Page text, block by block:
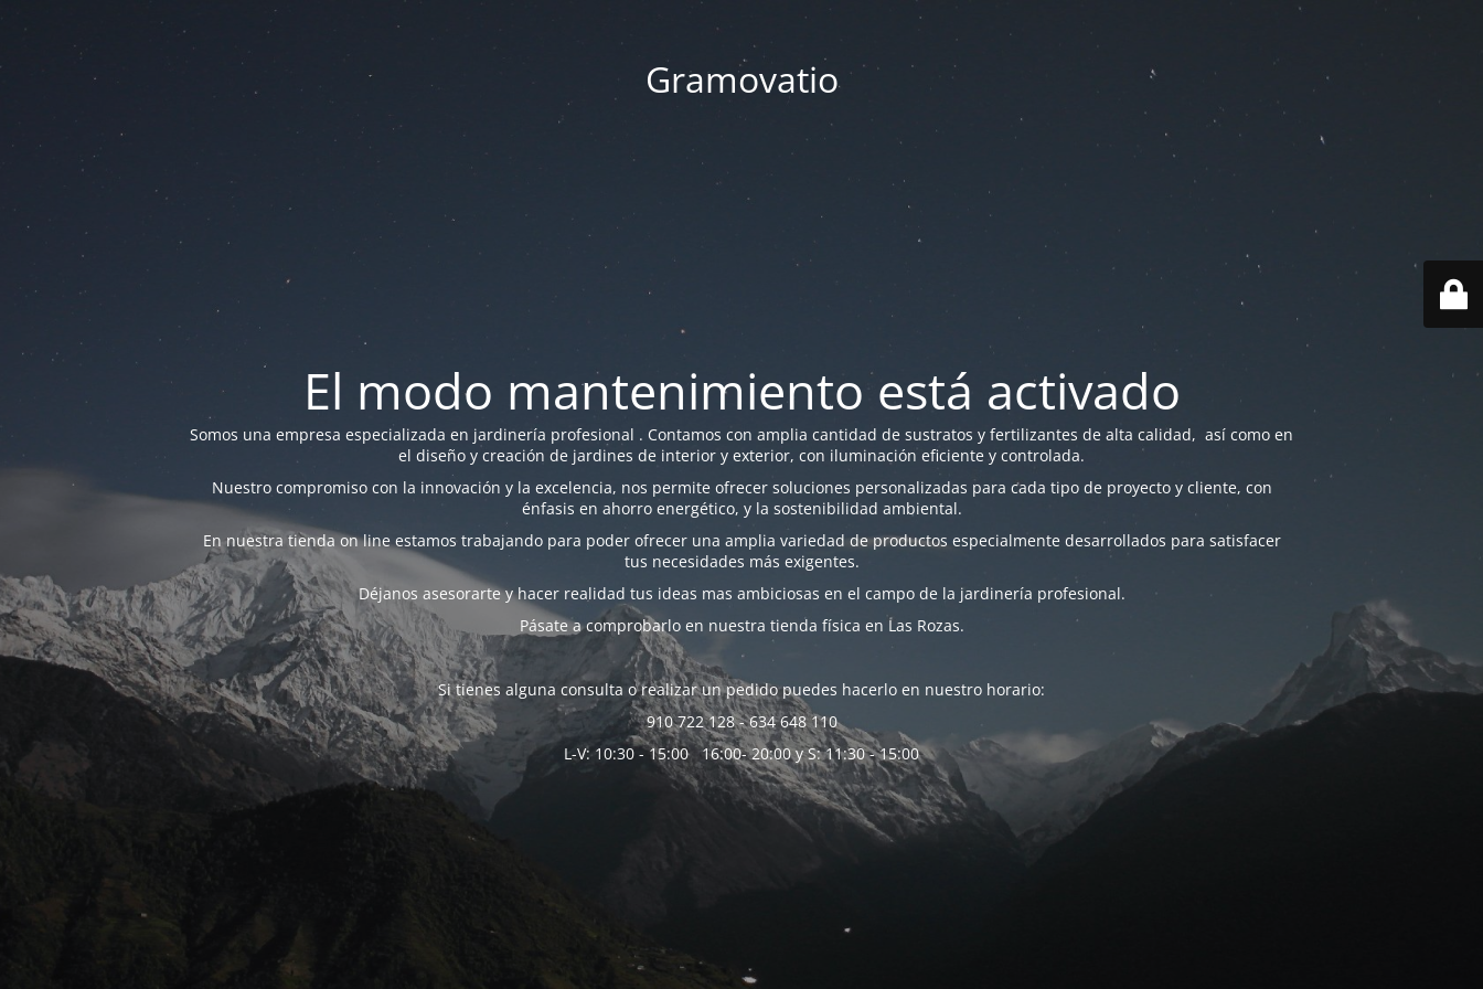
Gramovatio
El modo mantenimiento está activado
Somos una empresa especializada en jardinería profesional . Contamos con amplia cantidad de sustratos y fertilizantes de alta calidad, así como en
el diseño y creación de jardines de interior y exterior, con iluminación eficiente y controlada.
Nuestro compromiso con la innovación y la excelencia, nos permite ofrecer soluciones personalizadas para cada tipo de proyecto y cliente, con
énfasis en ahorro energético, y la sostenibilidad ambiental.
En nuestra tienda on line estamos trabajando para poder ofrecer una amplia variedad de productos especialmente desarrollados para satisfacer
tus necesidades más exigentes.
Déjanos asesorarte y hacer realidad tus ideas mas ambiciosas en el campo de la jardinería profesional.
Pásate a comprobarlo en nuestra tienda física en Las Rozas.
Si tienes alguna consulta o realizar un pedido puedes hacerlo en nuestro horario:
910 722 128 - 634 648 110
L-V: 10:30 - 15:00 16:00- 20:00 y S: 11:30 - 15:00